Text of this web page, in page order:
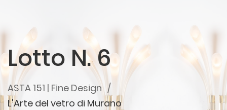
Lotto N. 6
ASTA 151 | Fine Design
L'Arte del vetro di Murano